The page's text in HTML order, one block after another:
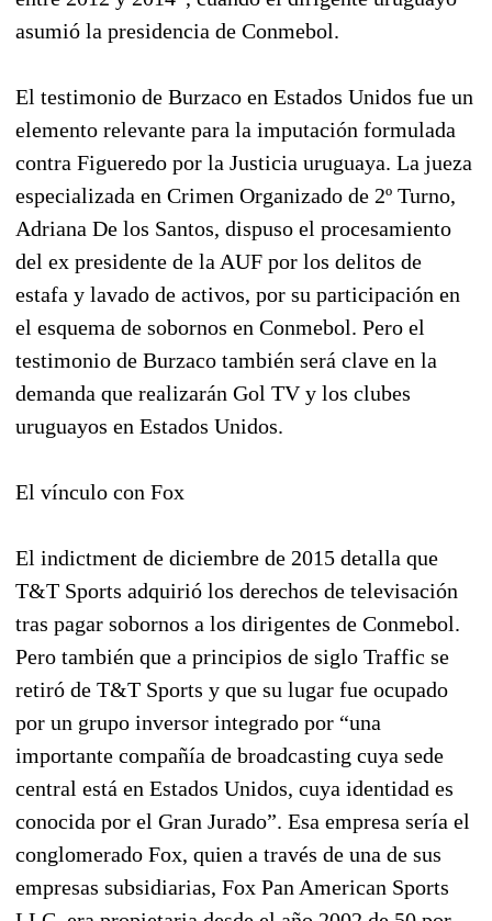
asumió la presidencia de Conmebol.
El testimonio de Burzaco en Estados Unidos fue un
elemento relevante para la imputación formulada
contra Figueredo por la Justicia uruguaya. La jueza
especializada en Crimen Organizado de 2º Turno,
Adriana De los Santos, dispuso el procesamiento
del ex presidente de la AUF por los delitos de
estafa y lavado de activos, por su participación en
el esquema de sobornos en Conmebol. Pero el
testimonio de Burzaco también será clave en la
demanda que realizarán Gol TV y los clubes
uruguayos en Estados Unidos.
El vínculo con Fox
El indictment de diciembre de 2015 detalla que
T&T Sports adquirió los derechos de televisación
tras pagar sobornos a los dirigentes de Conmebol.
Pero también que a principios de siglo Traffic se
retiró de T&T Sports y que su lugar fue ocupado
por un grupo inversor integrado por “una
importante compañía de broadcasting cuya sede
central está en Estados Unidos, cuya identidad es
conocida por el Gran Jurado”. Esa empresa sería el
conglomerado Fox, quien a través de una de sus
empresas subsidiarias, Fox Pan American Sports